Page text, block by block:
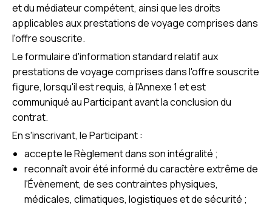
et du médiateur compétent, ainsi que les droits
applicables aux prestations de voyage comprises dans
l'offre souscrite.
Le formulaire d'information standard relatif aux
prestations de voyage comprises dans l'offre souscrite
figure, lorsqu'il est requis, à l'Annexe 1 et est
communiqué au Participant avant la conclusion du
contrat.
En s'inscrivant, le Participant :
accepte le Règlement dans son intégralité ;
reconnaît avoir été informé du caractère extrême de
l'Évènement, de ses contraintes physiques,
médicales, climatiques, logistiques et de sécurité ;